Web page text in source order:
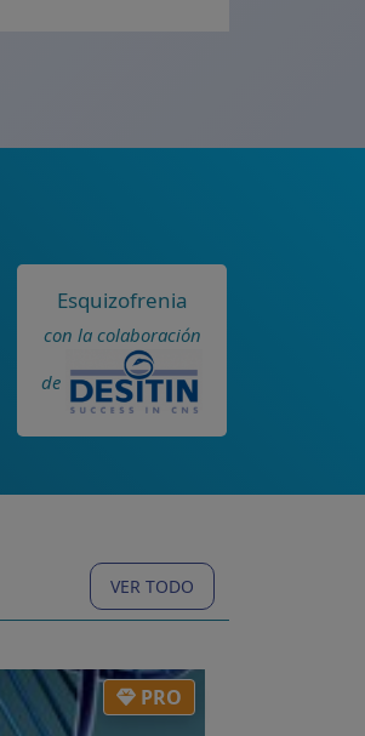
Esquizofrenia
con la colaboración
de
VER TODO
PRO